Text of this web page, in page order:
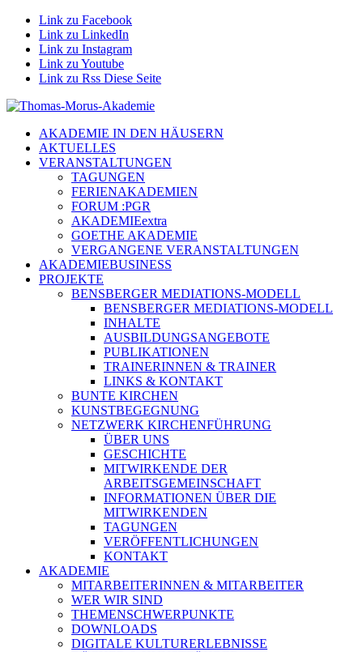
Link zu Facebook
Link zu LinkedIn
Link zu Instagram
Link zu Youtube
Link zu Rss Diese Seite
AKADEMIE IN DEN HÄUSERN
AKTUELLES
VERANSTALTUNGEN
TAGUNGEN
FERIENAKADEMIEN
FORUM :PGR
AKADEMIEextra
GOETHE AKADEMIE
VERGANGENE VERANSTALTUNGEN
AKADEMIEBUSINESS
PROJEKTE
BENSBERGER MEDIATIONS-MODELL
BENSBERGER MEDIATIONS-MODELL
INHALTE
AUSBILDUNGSANGEBOTE
PUBLIKATIONEN
TRAINERINNEN & TRAINER
LINKS & KONTAKT
BUNTE KIRCHEN
KUNSTBEGEGNUNG
NETZWERK KIRCHENFÜHRUNG
ÜBER UNS
GESCHICHTE
MITWIRKENDE DER
ARBEITSGEMEINSCHAFT
INFORMATIONEN ÜBER DIE
MITWIRKENDEN
TAGUNGEN
VERÖFFENTLICHUNGEN
KONTAKT
AKADEMIE
MITARBEITERINNEN & MITARBEITER
WER WIR SIND
THEMENSCHWERPUNKTE
DOWNLOADS
DIGITALE KULTURERLEBNISSE